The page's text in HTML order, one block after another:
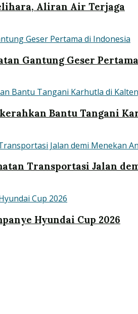
Aliran Air Terjaga
Gantung Geser
Bantu Tangani
Transportasi Jalan
Hyundai Cup 2026